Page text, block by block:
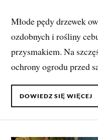
Młode pędy drzewek
ozdobnych i rośliny
przysmakiem. Na
ochrony ogrodu przed
DOWIEDZ SIĘ WIĘCEJ